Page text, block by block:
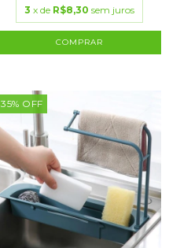
3 x de R$8,30 sem juros
35% OFF